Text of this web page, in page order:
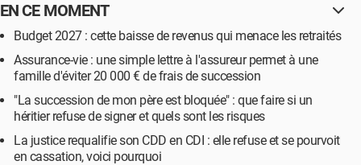
EN CE MOMENT
Budget 2027 : cette baisse de revenus qui menace les retraités
Assurance-vie : une simple lettre à l'assureur permet à une
famille d'éviter 20 000 € de frais de succession
"La succession de mon père est bloquée" : que faire si un
héritier refuse de signer et quels sont les risques
La justice requalifie son CDD en CDI : elle refuse et se pourvoit
en cassation, voici pourquoi